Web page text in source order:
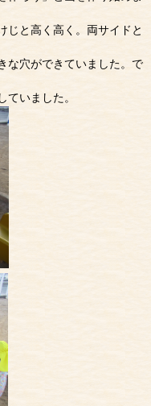
じと高く高く。両サイドと
な穴ができていました。で
ていました。